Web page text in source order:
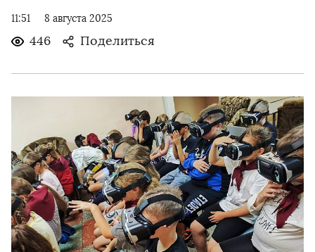
11:51 8 августа 2025
446 Поделиться